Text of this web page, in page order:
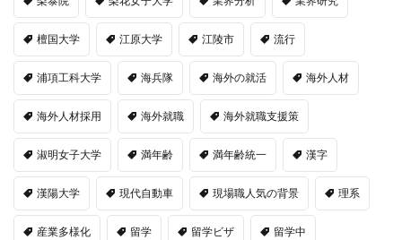
檀国大学 江原大学 江陵市 流行
浦項工科大学 海兵隊 海外の就活 海外人材
海外人材採用 海外就職 海外就職支援策
淑明女子大学 満年齢 満年齢統一 漢字
漢陽大学 現代自動車 現場職人気の背景 理系
産業多様化 留学 留学ビザ 留学中